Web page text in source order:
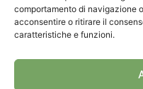
comportamento di navigazione
acconsentire o ritirare il
caratteristiche e funzioni.
Calcio, Tami chiude con il
Mendrisio
DI